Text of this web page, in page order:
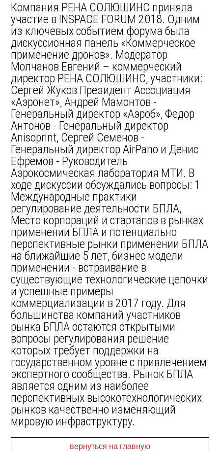
Компания РЕНА СОЛЮШИНС приняла
участие в INSPACE FORUM 2018. Одним
из ключевых событием форума была
дискуссионная панель «Коммерческое
применение дронов». Модератор
Молчанов Евгений – коммерческий
директор РЕНА СОЛЮШИНС, участники:
Сергей Жуков Президент Ассоциация
«Аэронет», Андрей Мамонтов -
Генеральный директор «Аэроб», Федор
Антонов - Генеральный директор
Anisoprint, Сергей Семенов -
Генеральный директор AirPano и Денис
Ефремов - Руководитель
Аэрокосмическая лаборатория МТИ. В
ходе дискуссии обсуждались вопросы: 1
Международные практики
регулирование деятельности БПЛА,
Место корпораций и стартапов в рынках
применении БПЛА и потенциально
перспективные рынки применении БПЛА
на ближайшие 5 лет, бизнес модели
применении - встраивание в
существующие технологические цепочки
и успешные примеры
коммерциализации в 2017 году. Для
большинства компаний участников
рынка БПЛА остаются открытыми
вопросы регулирования решение
которых требует поддержки на
государственном уровне с привлечением
экспертного сообщества. Рынок БПЛА
является одним из наиболее
перспективных высокотехнологических
рынков качественно изменяющий
мировую инфраструктуру.
вернуться на главную